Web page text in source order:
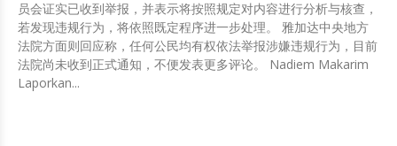
员会证实已收到举报，并表示将按照规定对内容进行分析与核查，
若发现违规行为，将依照既定程序进一步处理。 雅加达中央地方
法院方面则回应称，任何公民均有权依法举报涉嫌违规行为，目前
法院尚未收到正式通知，不便发表更多评论。 Nadiem Makarim
Laporkan...